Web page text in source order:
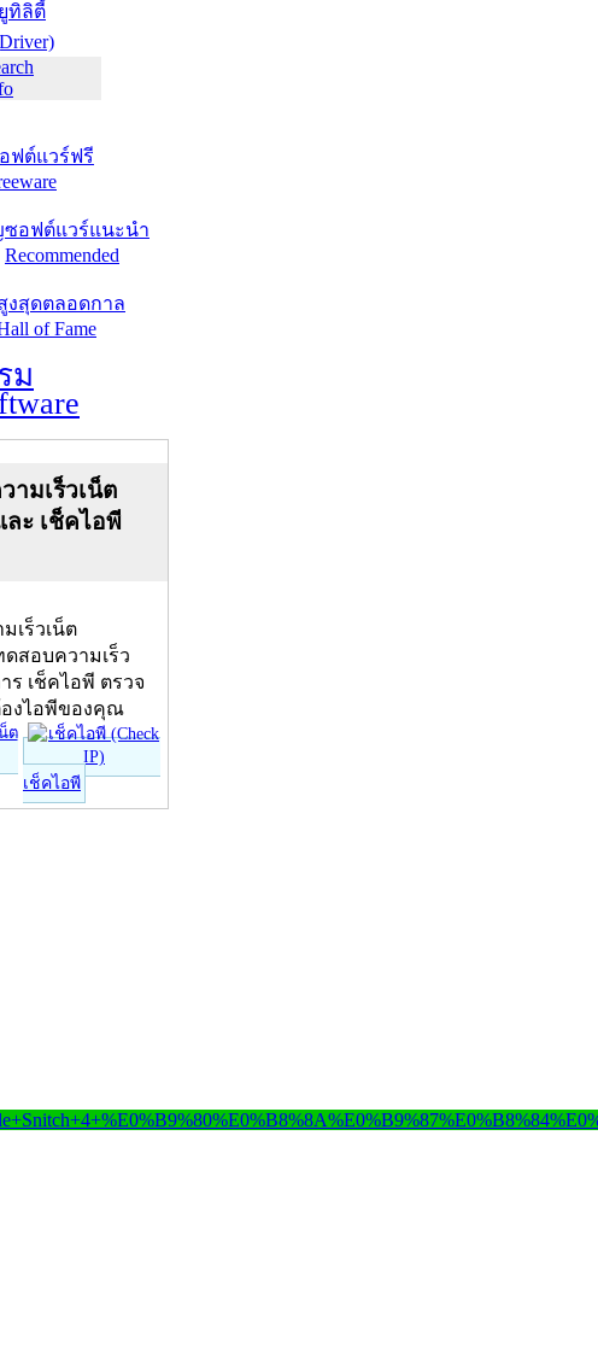
ทิลิตี้
ฟต์แวร์ฟรี
ซอฟต์แวร์แนะนำ
Recommended
งสุดตลอดกาล
of Fame
ม
ามเร็วเน็ต
ละ เช็คไอพี
เร็วเน็ต
ดสอบความเร็ว
ร เช็คไอพี ตรวจ
งไอพีของคุณ
เช็คไอพี